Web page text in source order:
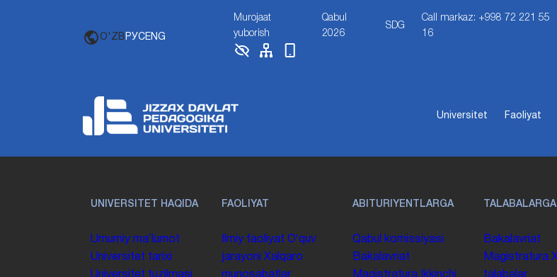
O'ZB РУСENG
Murojaat
yuborish
Qabul
2026
SDG
Call markaz: +998 72 221 55
16
Universitet Faoliyat
UNIVERSITET HAQIDA
Umumiy maʼlumot
Universitet tarixi
Universitet tuzilmasi
FAOLIYAT
Ilmiy faoliyat Oʻquv
jarayoni Xalqaro
munosabatlar
ABITURIYENTLARGA
Qabul komissiyasi
Bakalavriat
Magistratura
Ikkinchi
TALABALARGA
Bakalavriat
Magistratura
talabalar